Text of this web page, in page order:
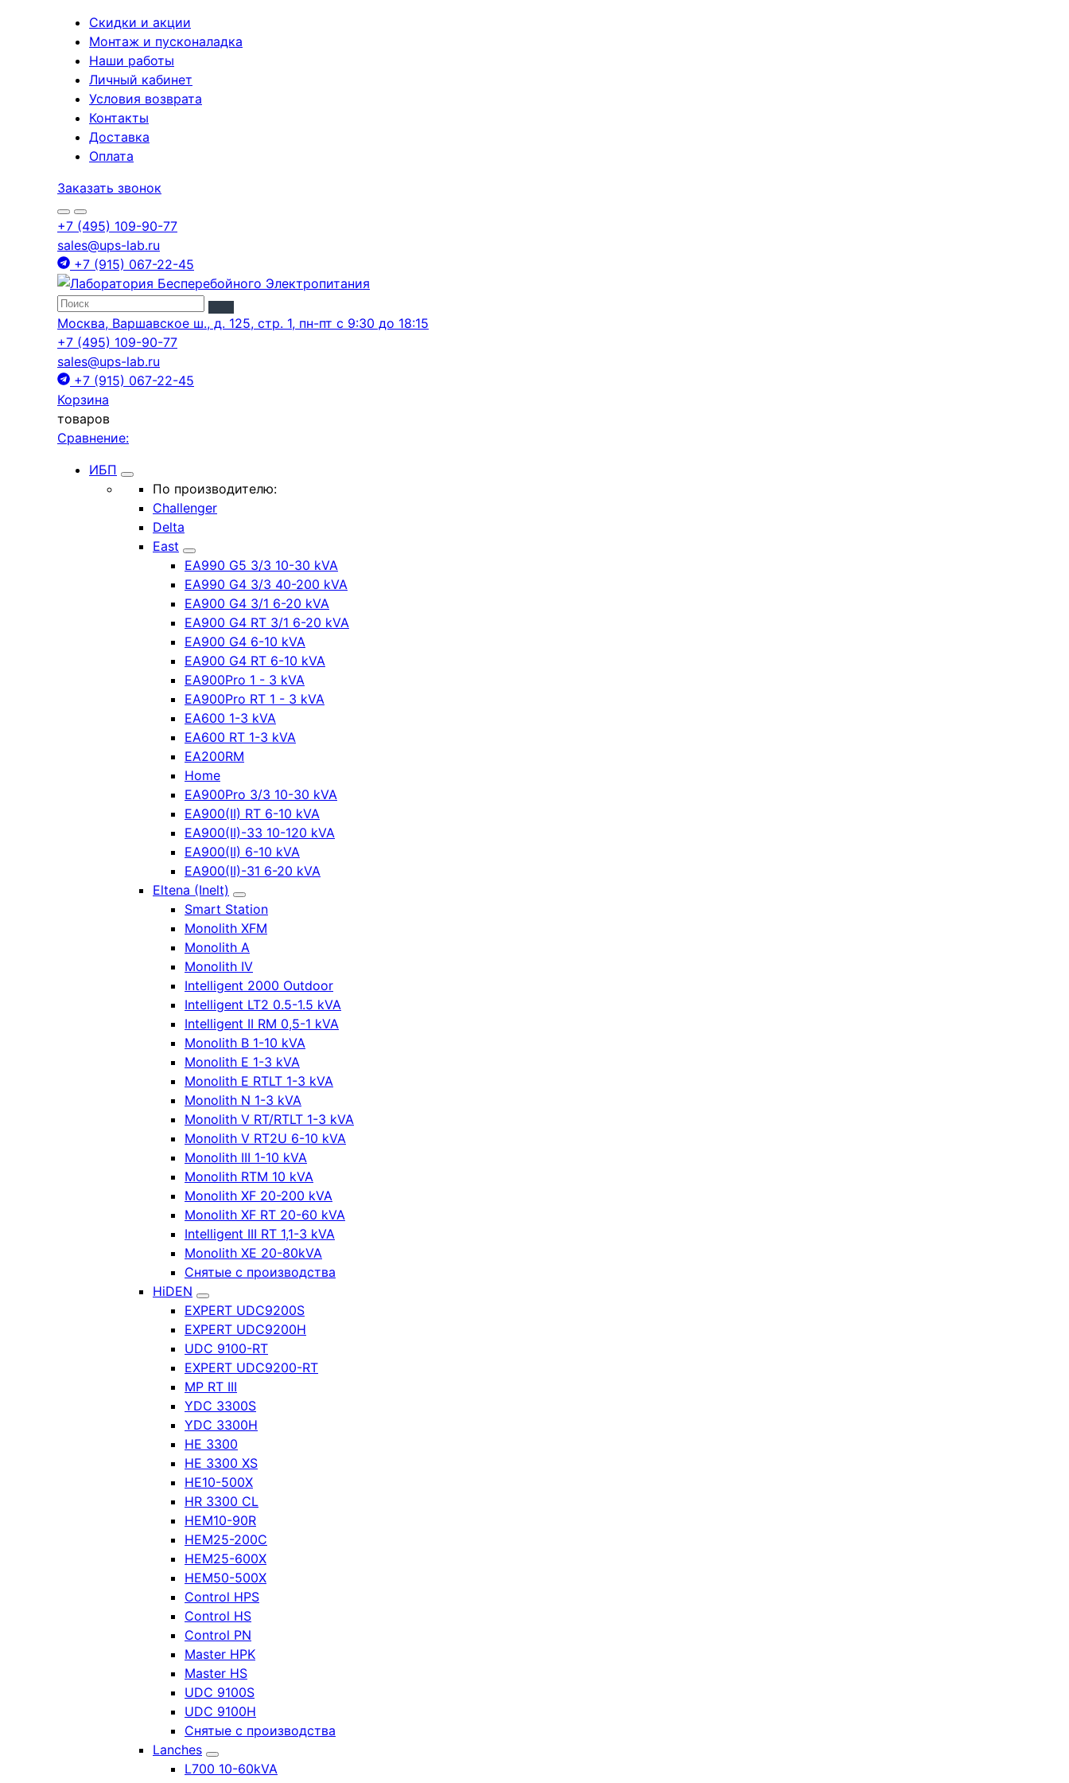
Скидки и акции
Монтаж и пусконаладка
Наши работы
Личный кабинет
Условия возврата
Контакты
Доставка
Оплата
Заказать звонок
+7 (495) 109-90-77
sales@ups-lab.ru
+7 (915) 067-22-45
Москва, Варшавское ш., д. 125, стр. 1, пн-пт с 9:30 до 18:15
+7 (495) 109-90-77
sales@ups-lab.ru
+7 (915) 067-22-45
Корзина
товаров
Сравнение:
ИБП
По производителю:
Challenger
Delta
East
EA990 G5 3/3 10-30 kVA
EA990 G4 3/3 40-200 kVA
EA900 G4 3/1 6-20 kVA
EA900 G4 RT 3/1 6-20 kVA
EA900 G4 6-10 kVA
EA900 G4 RT 6-10 kVA
EA900Pro 1 - 3 kVA
EA900Pro RT 1 - 3 kVA
EA600 1-3 kVA
EA600 RT 1-3 kVA
EA200RM
Home
EA900Pro 3/3 10-30 kVA
EA900(II) RT 6-10 kVA
EA900(II)-33 10-120 kVA
EA900(II) 6-10 kVA
EA900(II)-31 6-20 kVA
Eltena (Inelt)
Smart Station
Monolith XFM
Monolith A
Monolith IV
Intelligent 2000 Outdoor
Intelligent LT2 0.5-1.5 kVA
Intelligent II RM 0,5-1 kVA
Monolith B 1-10 kVA
Monolith E 1-3 kVA
Monolith E RTLT 1-3 kVA
Monolith N 1-3 kVA
Monolith V RT/RTLT 1-3 kVA
Monolith V RT2U 6-10 kVA
Monolith III 1-10 kVA
Monolith RTM 10 kVA
Monolith XF 20-200 kVA
Monolith XF RT 20-60 kVA
Intelligent III RT 1,1-3 kVA
Monolith XE 20-80kVA
Снятые с производства
HiDEN
EXPERT UDC9200S
EXPERT UDC9200H
UDC 9100-RT
EXPERT UDC9200-RT
MP RT III
YDC 3300S
YDC 3300H
HE 3300
HE 3300 XS
HE10-500X
HR 3300 CL
HEM10-90R
HEM25-200C
HEM25-600X
HEM50-500X
Control HPS
Control HS
Control PN
Master HPK
Master HS
UDC 9100S
UDC 9100H
Снятые с производства
Lanches
L700 10-60kVA